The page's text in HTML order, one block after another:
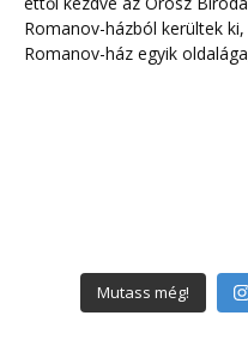
Mutass még!